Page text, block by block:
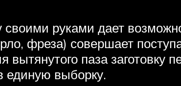
руками дает
фреза) совершает
паза заготовку
единую выборку.